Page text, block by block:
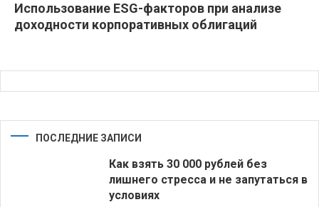
Использование ESG-факторов при анализе
доходности корпоративных облигаций
ПОСЛЕДНИЕ ЗАПИСИ
Как взять 30 000 рублей без
лишнего стресса и не запутаться в
условиях